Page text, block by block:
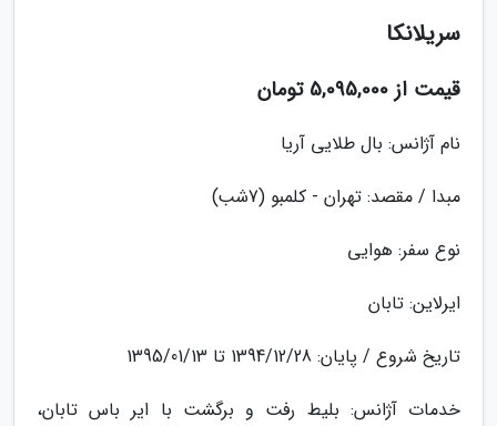
سریلانکا
قیمت از 5,095,000 تومان
نام آژانس: بال طلایی آریا
مبدا / مقصد: تهران - کلمبو (7شب)
نوع سفر: هوایی
ایرلاین: تابان
تاریخ شروع / پایان: 1394/12/28 تا 1395/01/13
خدمات آژانس: بلیط رفت و برگشت با ایر باس تابان،